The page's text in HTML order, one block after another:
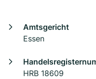
Amtsgericht
Essen
HRB 18609